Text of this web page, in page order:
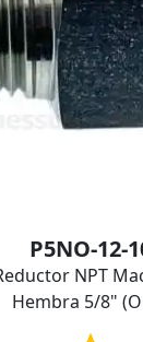
P5NO-12-
NPT
Hembra 5/8"